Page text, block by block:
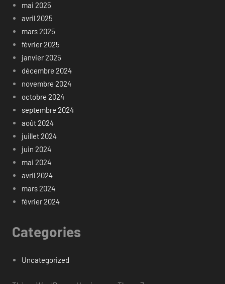
mai 2025
avril 2025
mars 2025
février 2025
janvier 2025
décembre 2024
novembre 2024
octobre 2024
septembre 2024
août 2024
juillet 2024
juin 2024
mai 2024
avril 2024
mars 2024
février 2024
Categories
Uncategorized